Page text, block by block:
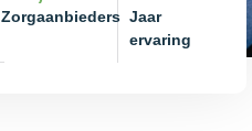
Zorgaanbieders Jaar
ervaring